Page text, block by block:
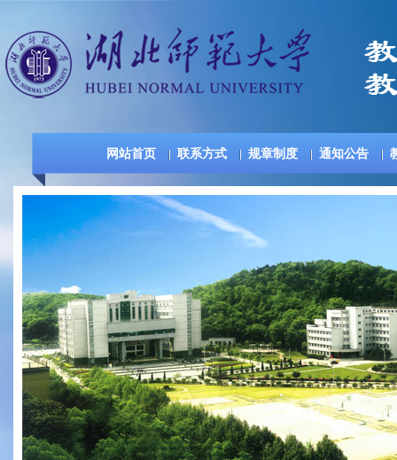
网站首页 联系方式 规章制度 通知公告